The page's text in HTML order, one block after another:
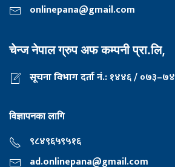
onlinepana@gmail.com
चेन्ज नेपाल ग्रुप अफ कम्पनी प्रा.लि,
सूचना विभाग दर्ता नं.: १४४६ / ०७३–७४
विज्ञापनका लागि
९८४९६५९५१६
ad.onlinepana@gmail.com